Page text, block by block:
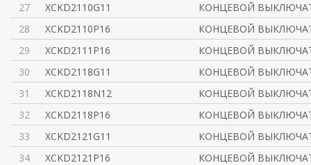
27
XCKD2110G11
КОНЦЕВОЙ
28
XCKD2110P16
КОНЦЕВОЙ
29
XCKD2111P16
КОНЦЕВОЙ
30
XCKD2118G11
КОНЦЕВОЙ
31
XCKD2118N12
КОНЦЕВОЙ
32
XCKD2118P16
КОНЦЕВОЙ
33
XCKD2121G11
КОНЦЕВОЙ
34
XCKD2121P16
КОНЦЕВОЙ